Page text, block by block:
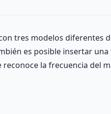
tres modelos diferentes
es posible insertar
la frecuencia del